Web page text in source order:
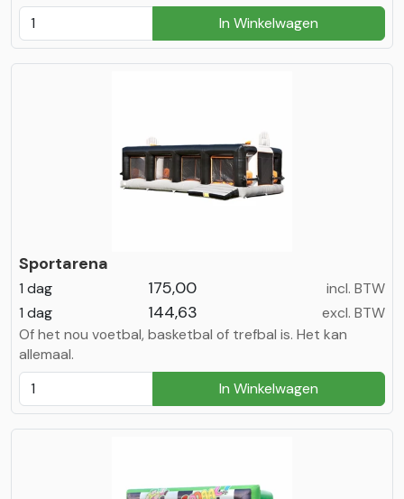
In Winkelwagen
Sportarena
1 dag 175,00
incl. BTW
1 dag
144,63
excl. BTW
Of het nou voetbal, basketbal of trefbal is. Het kan
allemaal.
In Winkelwagen